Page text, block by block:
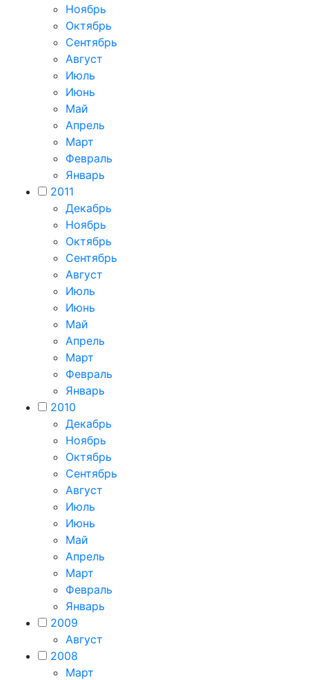
Ноябрь
Октябрь
Сентябрь
Август
Июль
Июнь
Май
Апрель
Март
Февраль
Январь
2011
Декабрь
Ноябрь
Октябрь
Сентябрь
Август
Июль
Июнь
Май
Апрель
Март
Февраль
Январь
2010
Декабрь
Ноябрь
Октябрь
Сентябрь
Август
Июль
Июнь
Май
Апрель
Март
Февраль
Январь
2009
Август
2008
Март